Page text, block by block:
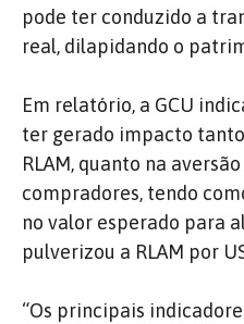
pode ter conduzido a
real, dilapidando o
Em relatório, a GCU
ter gerado impacto
RLAM, quanto na
compradores, tendo
no valor esperado para
pulverizou a RLAM por
“Os principais